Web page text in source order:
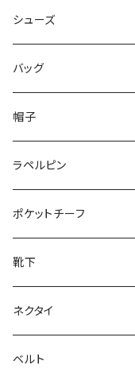
50/XL～
48/L
50/XL～
46/M
48/L
50/XL～
～44/S
46/M
48/L
50/XL～
シューズ
～25.5cm
26cm～
27cm～
28cm～
バッグ
帽子
ラペルピン
ポケットチーフ
靴下
ネクタイ
ベルト